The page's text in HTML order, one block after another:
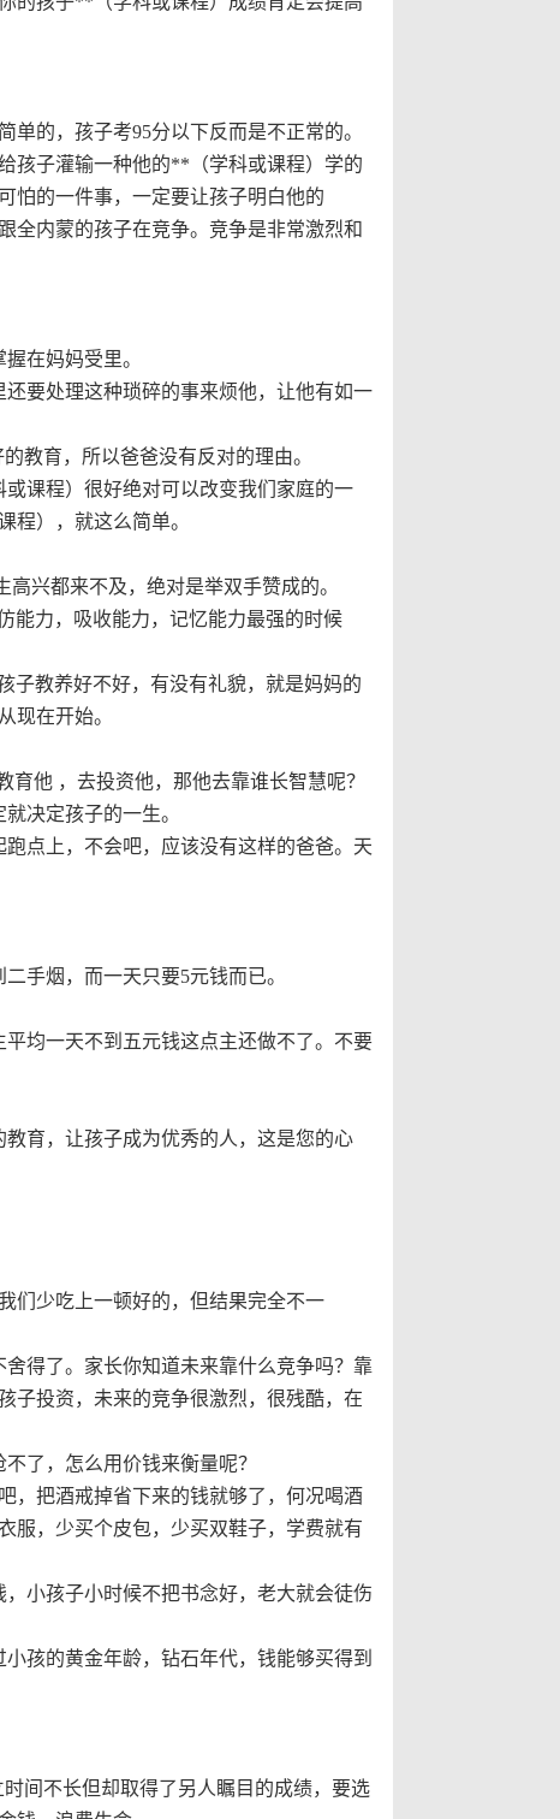
单的，孩子考95分以下反而是不正常的。
孩子灌输一种他的**（学科或课程）学的
怕的一件事，一定要让孩子明白他的
全内蒙的孩子在竞争。竞争是非常激烈和
在妈妈受里。
要处理这种琐碎的事来烦他，让他有如一
教育，所以爸爸没有反对的理由。
课程）很好绝对可以改变我们家庭的一
程），就这么简单。
兴都来不及，绝对是举双手赞成的。
能力，吸收能力，记忆能力最强的时候
子教养好不好，有没有礼貌，就是妈妈的
现在开始。
育他 ，去投资他，那他去靠谁长智慧呢？
决定孩子的一生。
点上，不会吧，应该没有这样的爸爸。天
二手烟，而一天只要5元钱而已。
均一天不到五元钱这点主还做不了。不要
育，让孩子成为优秀的人，这是您的心
们少吃上一顿好的，但结果完全不一
得了。家长你知道未来靠什么竞争吗？靠
子投资，未来的竞争很激烈，很残酷，在
了，怎么用价钱来衡量呢？
，把酒戒掉省下来的钱就够了，何况喝酒
服，少买个皮包，少买双鞋子，学费就有
小孩子小时候不把书念好，老大就会徒伤
孩的黄金年龄，钻石年代，钱能够买得到
间不长但却取得了另人瞩目的成绩，要选